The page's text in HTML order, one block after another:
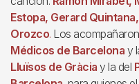
Estopa, Gerard
Orozco. Los
Médicos de Barcelona y
Lluïsos de Gràcia y la del